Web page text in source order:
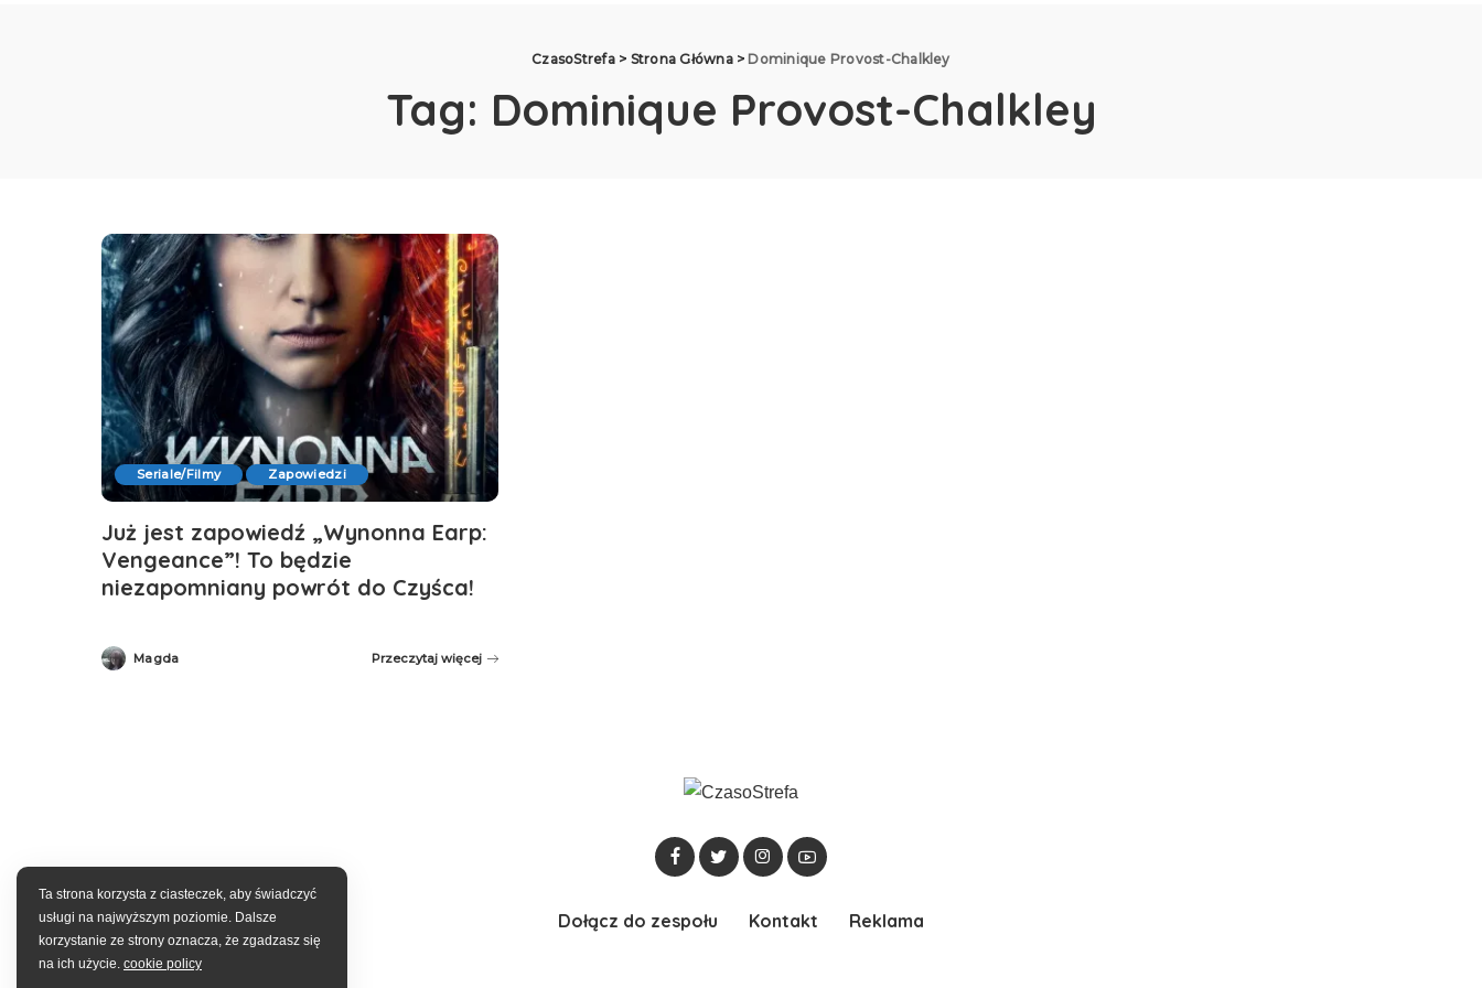
CzasoStrefa> Strona Główna> Dominique Provost-Chalkley
Tag: Dominique Provost-Chalkley
Seriale/Filmy Zapowiedzi
Już jest zapowiedź „Wynonna Earp:
Vengeance”! To będzie
niezapomniany powrót do Czyśca!
Posted
by
Magda Przeczytaj więcej
Dołącz do zespołu Kontakt Reklama
Ta strona korzysta z ciasteczek, aby świadczyć
usługi na najwyższym poziomie. Dalsze
korzystanie ze strony oznacza, że zgadzasz się
na ich użycie. cookie policy